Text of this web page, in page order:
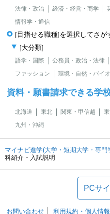
法律・政治 経済・経営・商学
情報学・通信
[目指せる職種]を選択してさが
[大分類]
語学・国際 公務員・政治・法律
ファッション
環境・自然・バイオ
資料・願書請求できる学
北海道 東北 関東・甲信越
九州・沖縄
マイナビ進学(大学・短期大学・専門
科紹介・入試説明
PCサ
お問い合わせ 利用規約・個人情